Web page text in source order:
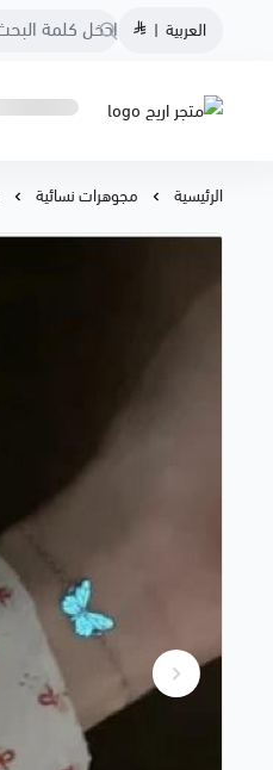
العربية |
متجر اريج
الرئيسية مجوهرات نسائية